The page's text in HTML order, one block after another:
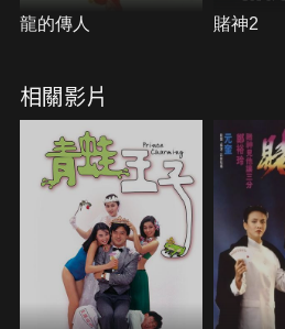
龍的傳人 賭神2
相關影片